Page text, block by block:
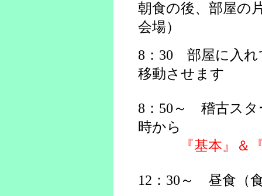
朝食の後、部屋の
会場）
8：30 部屋に入れ
移動させます
8：50～ 稽古スタ
時から
『基本』＆『
12：30～ 昼食（